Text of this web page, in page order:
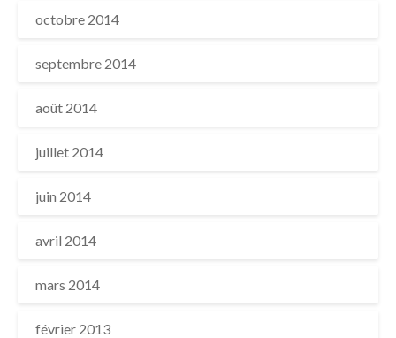
octobre 2014
septembre 2014
août 2014
juillet 2014
juin 2014
avril 2014
mars 2014
février 2013